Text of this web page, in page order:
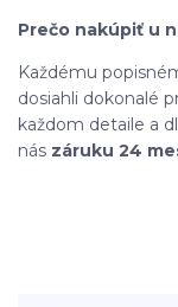
Prečo nakúpiť u
Každému
dosiahli dokonalé
každom detaile a
nás záruku 24